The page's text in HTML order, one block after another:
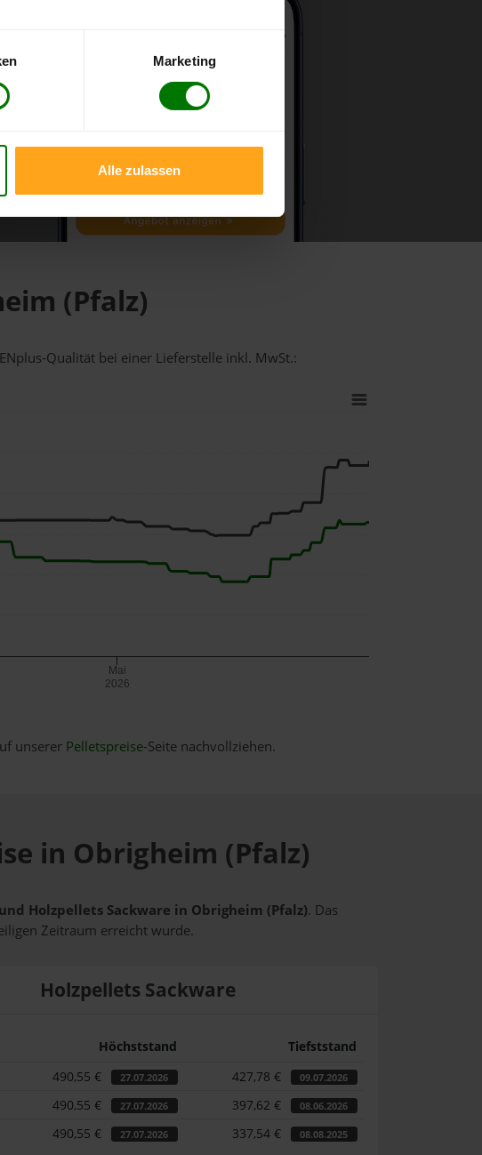
Marketing
Alle zulassen
(Pfalz)
Qualität bei einer Lieferstelle inkl. MwSt.:
Mai
2026
unserer Pelletspreise-Seite nachvollziehen.
in Obrigheim (Pfalz)
Holzpellets Sackware in Obrigheim (Pfalz). Das
Zeitraum erreicht wurde.
Holzpellets Sackware
Höchststand
Tiefststand
490,55 € 27.07.2026 427,78 € 09.07.2026
490,55 € 27.07.2026 397,62 € 08.06.2026
490,55 € 27.07.2026 337,54 € 08.08.2025